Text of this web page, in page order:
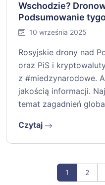
Wschodzie?
Podsumowanie
10 września 2025
Rosyjskie drony nad
oraz PiS i
z #miedzynarodowe.
jakością informacji.
temat zagadnień
Czytaj
1 2